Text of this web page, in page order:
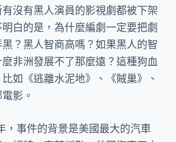
沒有黑人演員的影視劇都被下架
白的是，為什麼編劇一定要把劇
？黑人智商高嗎？如果黑人的智
非洲發展不了那麼遠？這種狗血
如《逃離水泥地》、《賊巢》、
影。
，事件的背景是美國最大的汽車